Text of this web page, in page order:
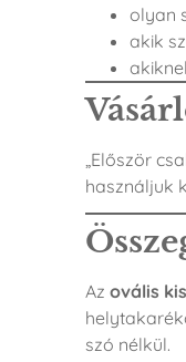
olyan
akik
„Először
használjuk
Azovális
szó nélkül.